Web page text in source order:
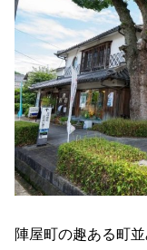
陣屋町の趣ある町